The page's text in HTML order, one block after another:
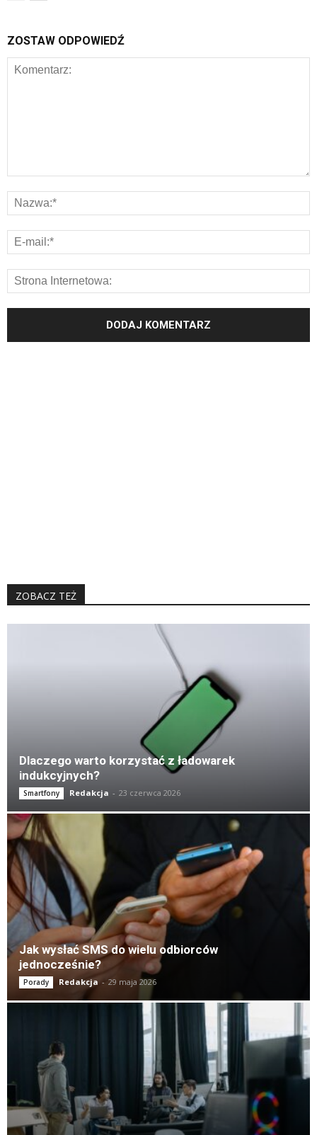
ZOSTAW ODPOWIEDŹ
ZOBACZ TEŻ
Dlaczego warto korzystać z ładowarek
indukcyjnych?
Smartfony Redakcja - 23 czerwca 2026
Jak wysłać SMS do wielu odbiorców
jednocześnie?
Porady Redakcja - 29 maja 2026